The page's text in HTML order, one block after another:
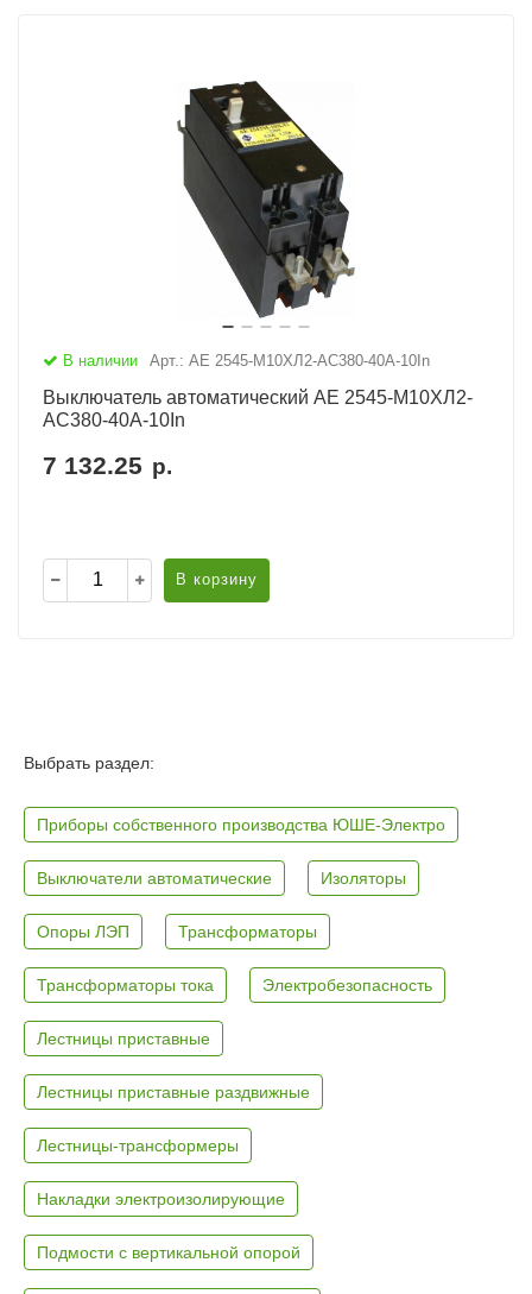
В наличии Арт.: АЕ 2545-М10ХЛ2-AC380-40А-10In
Выключатель автоматический АЕ 2545-М10ХЛ2-
AC380-40А-10In
7 132.25 р.
В корзину
Выбрать раздел:
Приборы собственного производства ЮШЕ-Электро
Выключатели автоматические Изоляторы
Опоры ЛЭП Трансформаторы
Трансформаторы тока Электробезопасность
Лестницы приставные
Лестницы приставные раздвижные
Лестницы-трансформеры
Накладки электроизолирующие
Подмости с вертикальной опорой